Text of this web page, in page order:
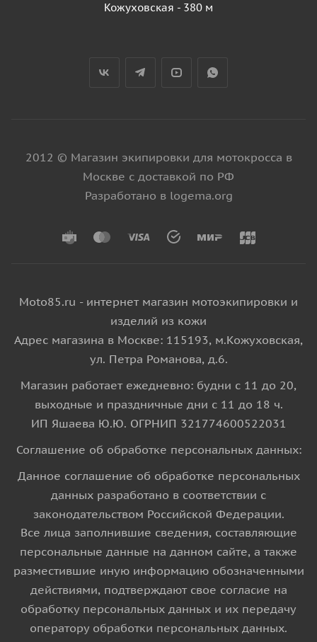
Кожуховская - 380 м
2012 © Магазин экипировки для мотокросса в
Москве с доставкой по РФ
Разработано в logema.org
Moto85.ru - интернет магазин мотоэкипировки и
изделий из кожи
Адрес магазина в Москве: 115193, м.Кожуховская,
ул. Петра Романова, д.6.
Магазин работает ежедневно: будни с 11 до 20,
выходные и праздничные дни с 11 до 18 ч.
ИП Яшаева Ю.Ю. ОГРНИП 321774600522031
Соглашение об обработке персональных данных:
Данное соглашение об обработке персональных
данных разработано в соответствии с
законодательством Российской Федерации.
Все лица заполнившие сведения, составляющие
персональные данные на данном сайте, а также
разместившие иную информацию обозначенными
действиями, подтверждают свое согласие на
обработку персональных данных и их передачу
оператору обработки персональных данных.